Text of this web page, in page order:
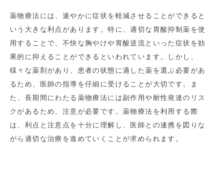
薬物療法には、速やかに症状を軽減させることができると
いう大きな利点があります。特に、適切な胃酸抑制薬を使
用することで、不快な胸やけや胃酸逆流といった症状を効
果的に抑えることができるといわれています。しかし、
様々な薬剤があり、患者の状態に適した薬を選ぶ必要があ
るため、医師の指導を仔細に受けることが大切です。ま
た、長期間にわたる薬物療法には副作用や耐性発達のリス
クがあるため、注意が必要です。薬物療法を利用する際
は、利点と注意点を十分に理解し、医師との連携を図りな
がら適切な治療を進めていくことが求められます。